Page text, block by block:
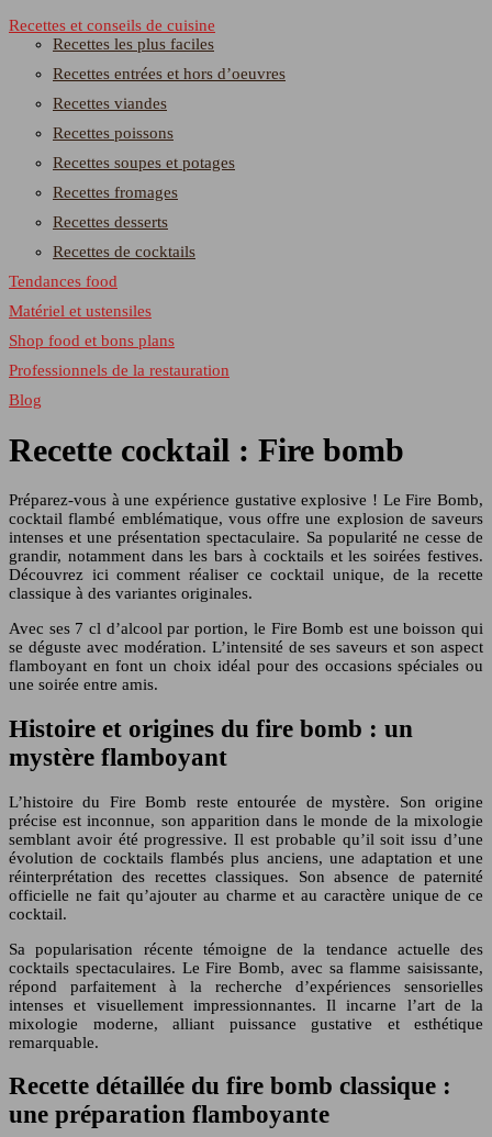
Recettes et conseils de cuisine
Recettes les plus faciles
Recettes entrées et hors d’oeuvres
Recettes viandes
Recettes poissons
Recettes soupes et potages
Recettes fromages
Recettes desserts
Recettes de cocktails
Tendances food
Matériel et ustensiles
Shop food et bons plans
Professionnels de la restauration
Blog
Recette cocktail : Fire bomb
Préparez-vous à une expérience gustative explosive ! Le Fire Bomb,
cocktail flambé emblématique, vous offre une explosion de saveurs
intenses et une présentation spectaculaire. Sa popularité ne cesse de
grandir, notamment dans les bars à cocktails et les soirées festives.
Découvrez ici comment réaliser ce cocktail unique, de la recette
classique à des variantes originales.
Avec ses 7 cl d’alcool par portion, le Fire Bomb est une boisson qui
se déguste avec modération. L’intensité de ses saveurs et son aspect
flamboyant en font un choix idéal pour des occasions spéciales ou
une soirée entre amis.
Histoire et origines du fire bomb : un
mystère flamboyant
L’histoire du Fire Bomb reste entourée de mystère. Son origine
précise est inconnue, son apparition dans le monde de la mixologie
semblant avoir été progressive. Il est probable qu’il soit issu d’une
évolution de cocktails flambés plus anciens, une adaptation et une
réinterprétation des recettes classiques. Son absence de paternité
officielle ne fait qu’ajouter au charme et au caractère unique de ce
cocktail.
Sa popularisation récente témoigne de la tendance actuelle des
cocktails spectaculaires. Le Fire Bomb, avec sa flamme saisissante,
répond parfaitement à la recherche d’expériences sensorielles
intenses et visuellement impressionnantes. Il incarne l’art de la
mixologie moderne, alliant puissance gustative et esthétique
remarquable.
Recette détaillée du fire bomb classique :
une préparation flamboyante